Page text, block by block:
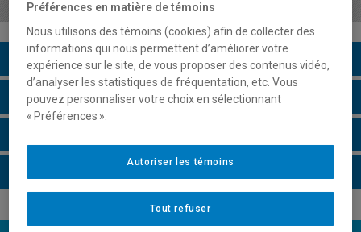
Description du cours
Horaire - Été 2026
Préférences en matière de témoins
Nous utilisons des témoins (cookies) afin de collecter des
informations qui nous permettent d’améliorer votre
expérience sur le site, de vous proposer des contenus vidéo,
d’analyser les statistiques de fréquentation, etc. Vous
pouvez personnaliser votre choix en sélectionnant
« Préférences ».
Tout refuser
Autoriser les témoins